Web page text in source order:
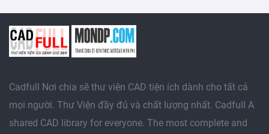
Cadfull Nơi chia sẽ thư viện CAD tiện ích dành cho tất cả
mọi người. Thư Viện đầy đủ và chất lượng nhất. Cadfull A
shared CAD library for everyone. The most complete and